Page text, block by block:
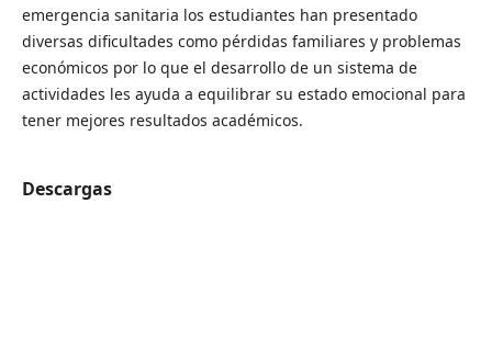
emergencia sanitaria los estudiantes han presentado
diversas dificultades como pérdidas familiares y problemas
económicos por lo que el desarrollo de un sistema de
actividades les ayuda a equilibrar su estado emocional para
tener mejores resultados académicos.
Descargas